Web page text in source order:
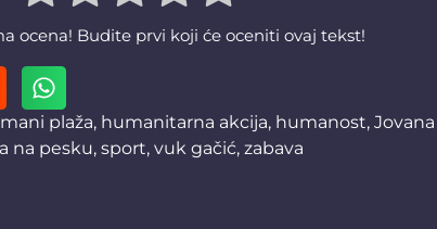
ocena! Budite prvi koji će oceniti ovaj tekst!
plaža, humanitarna akcija, humanost, Jovana
na pesku, sport, vuk gačić, zabava